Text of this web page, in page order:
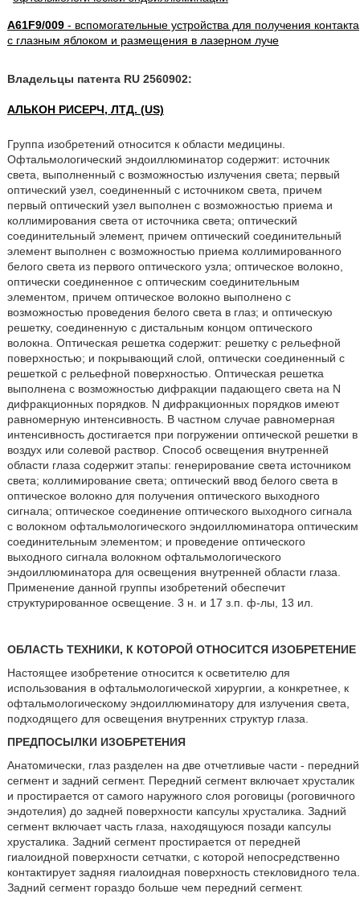
A61F9/009- вспомогательные устройства для получения контакта
с глазным яблоком и размещения в лазерном луче
Владельцы патента RU 2560902:
АЛЬКОН РИСЕРЧ, ЛТД. (US)
Группа изобретений относится к области медицины.
Офтальмологический эндоиллюминатор содержит: источник
света, выполненный с возможностью излучения света; первый
оптический узел, соединенный с источником света, причем
первый оптический узел выполнен с возможностью приема и
коллимирования света от источника света; оптический
соединительный элемент, причем оптический соединительный
элемент выполнен с возможностью приема коллимированного
белого света из первого оптического узла; оптическое волокно,
оптически соединенное с оптическим соединительным
элементом, причем оптическое волокно выполнено с
возможностью проведения белого света в глаз; и оптическую
решетку, соединенную с дистальным концом оптического
волокна. Оптическая решетка содержит: решетку с рельефной
поверхностью; и покрывающий слой, оптически соединенный с
решеткой с рельефной поверхностью. Оптическая решетка
выполнена с возможностью дифракции падающего света на N
дифракционных порядков. N дифракционных порядков имеют
равномерную интенсивность. В частном случае равномерная
интенсивность достигается при погружении оптической решетки в
воздух или солевой раствор. Способ освещения внутренней
области глаза содержит этапы: генерирование света источником
света; коллимирование света; оптический ввод белого света в
оптическое волокно для получения оптического выходного
сигнала; оптическое соединение оптического выходного сигнала
с волокном офтальмологического эндоиллюминатора оптическим
соединительным элементом; и проведение оптического
выходного сигнала волокном офтальмологического
эндоиллюминатора для освещения внутренней области глаза.
Применение данной группы изобретений обеспечит
структурированное освещение. 3 н. и 17 з.п. ф-лы, 13 ил.
ОБЛАСТЬ ТЕХНИКИ, К КОТОРОЙ ОТНОСИТСЯ ИЗОБРЕТЕНИЕ
Настоящее изобретение относится к осветителю для
использования в офтальмологической хирургии, а конкретнее, к
офтальмологическому эндоиллюминатору для излучения света,
подходящего для освещения внутренних структур глаза.
ПРЕДПОСЫЛКИ ИЗОБРЕТЕНИЯ
Анатомически, глаз разделен на две отчетливые части - передний
сегмент и задний сегмент. Передний сегмент включает хрусталик
и простирается от самого наружного слоя роговицы (роговичного
эндотелия) до задней поверхности капсулы хрусталика. Задний
сегмент включает часть глаза, находящуюся позади капсулы
хрусталика. Задний сегмент простирается от передней
гиалоидной поверхности сетчатки, с которой непосредственно
контактирует задняя гиалоидная поверхность стекловидного тела.
Задний сегмент гораздо больше чем передний сегмент.